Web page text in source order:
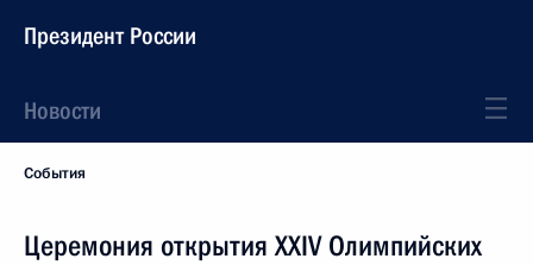
Президент России
Новости
События
Церемония открытия XXIV Олимпийских